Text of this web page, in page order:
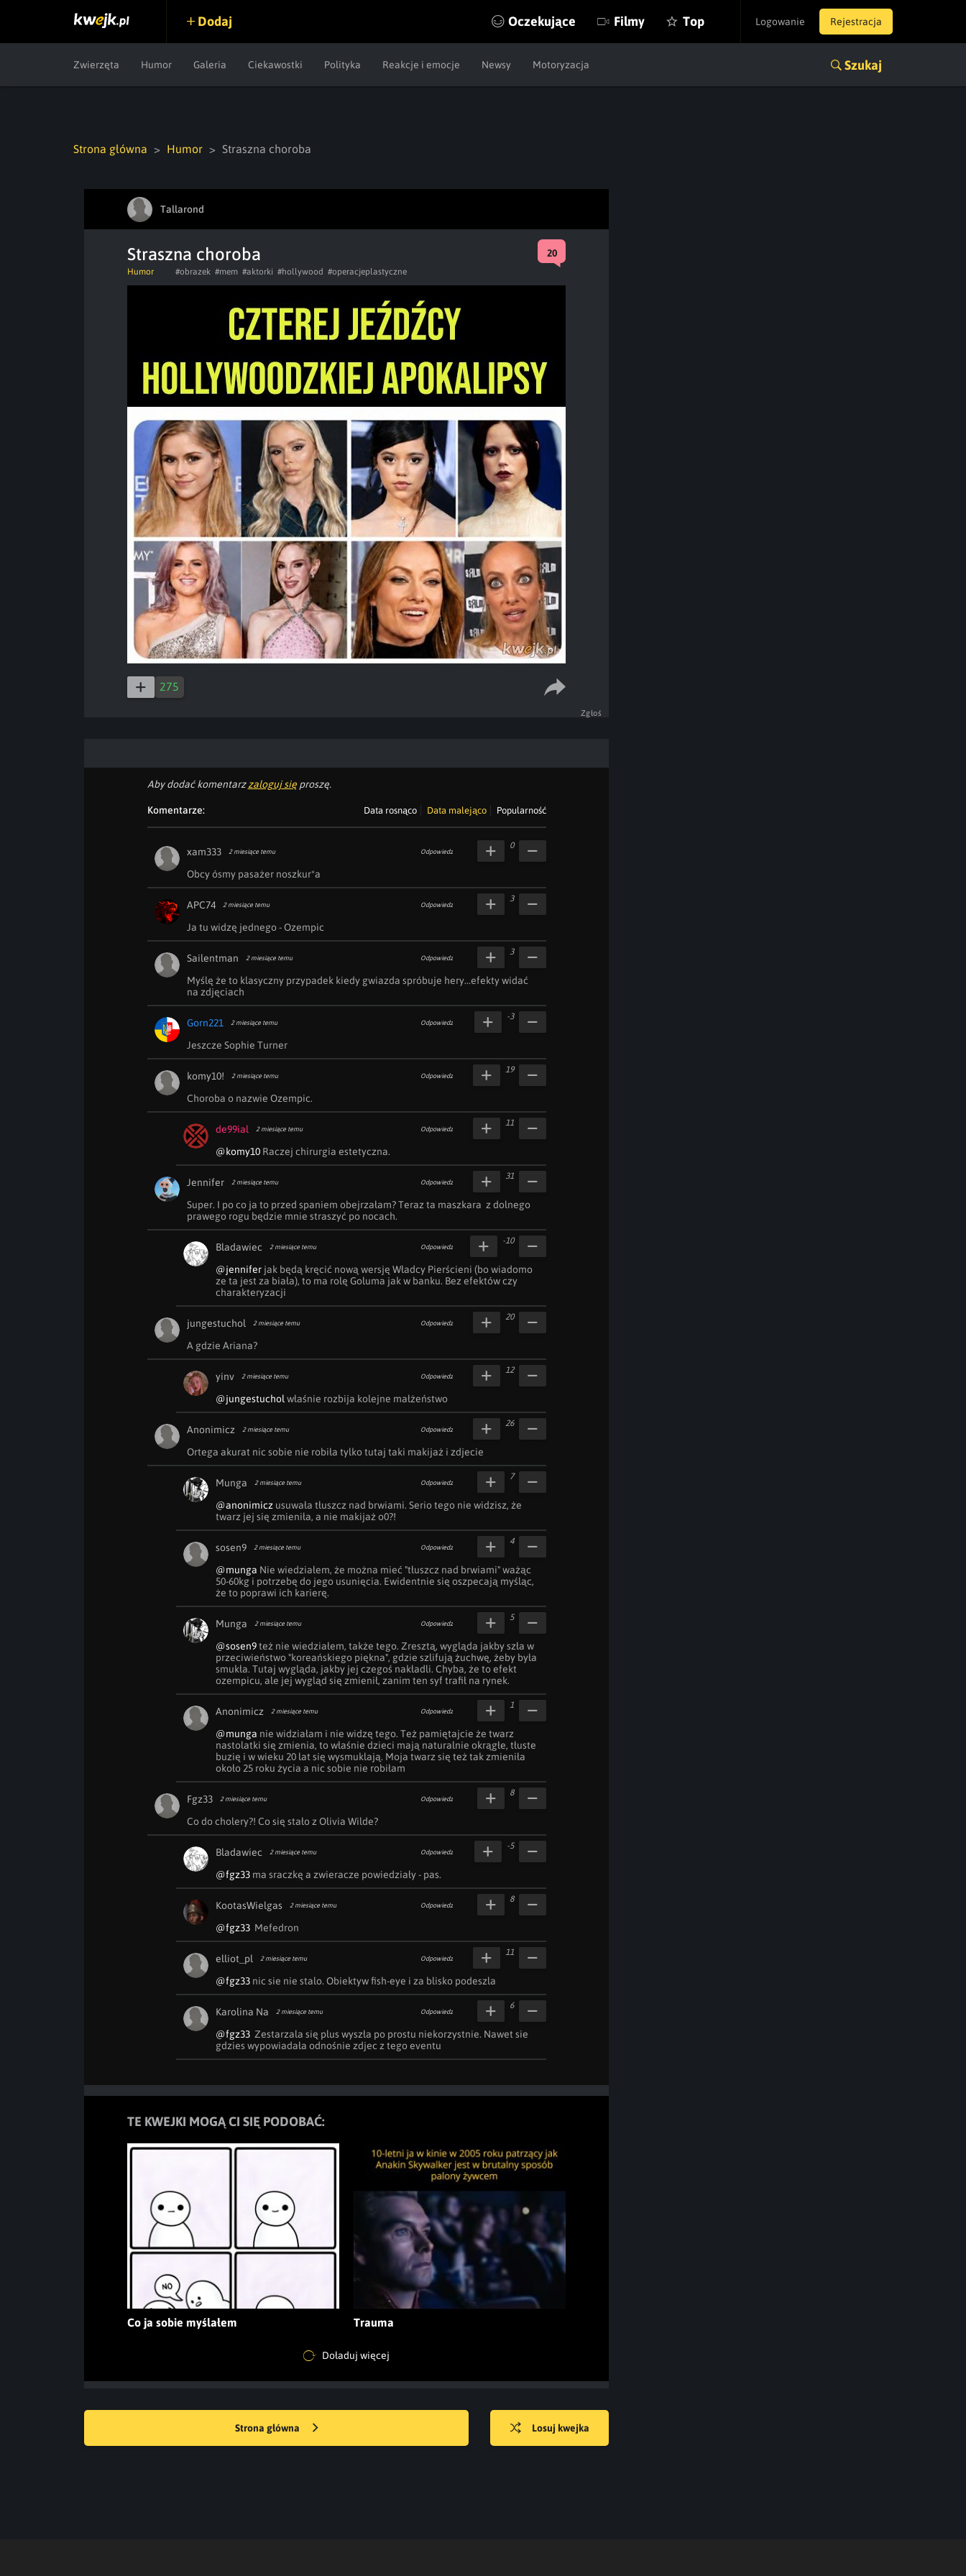
Logowanie Rejestracja
Dodaj Oczekujące Filmy Top
Zwierzęta Humor Galeria Ciekawostki Polityka Reakcje i emocje Newsy Motoryzacja Szukaj
Strona główna Humor Straszna choroba
Tallarond
Straszna choroba 20
Humor #obrazek #mem #aktorki #hollywood #operacjeplastyczne
275
Zgłoś
Aby dodać komentarzzaloguj sięproszę.
Komentarze: Data rosnąco Data malejąco Popularność
xam333 2 miesiące temu Odpowiedz
Obcy ósmy pasażer noszkur*a
0
APC74 2 miesiące temu Odpowiedz
Ja tu widzę jednego - Ozempic
3
Sailentman 2 miesiące temu Odpowiedz
Myślę że to klasyczny przypadek kiedy gwiazda spróbuje hery...efekty widać
na zdjęciach
3
Gorn221 2 miesiące temu Odpowiedz
Jeszcze Sophie Turner
-3
komy10! 2 miesiące temu Odpowiedz
Choroba o nazwie Ozempic.
19
de99ial 2 miesiące temu Odpowiedz
@komy10 Raczej chirurgia estetyczna.
11
Jennifer 2 miesiące temu Odpowiedz
Super. I po co ja to przed spaniem obejrzałam? Teraz ta maszkara  z dolnego
prawego rogu będzie mnie straszyć po nocach.
31
Bladawiec 2 miesiące temu Odpowiedz
@jennifer jak będą kręcić nową wersję Władcy Pierścieni (bo wiadomo
ze ta jest za biała), to ma rolę Goluma jak w banku. Bez efektów czy
charakteryzacji
-10
jungestuchol 2 miesiące temu Odpowiedz
A gdzie Ariana?
20
yinv 2 miesiące temu Odpowiedz
@jungestuchol właśnie rozbija kolejne małżeństwo
12
Anonimicz 2 miesiące temu Odpowiedz
Ortega akurat nic sobie nie robiła tylko tutaj taki makijaż i zdjecie
26
Munga 2 miesiące temu Odpowiedz
@anonimicz usuwała tłuszcz nad brwiami. Serio tego nie widzisz, że
twarz jej się zmieniła, a nie makijaż o0?!
7
sosen9 2 miesiące temu Odpowiedz
@munga Nie wiedziałem, że można mieć "tłuszcz nad brwiami" ważąc
50-60kg i potrzebę do jego usunięcia. Ewidentnie się oszpecają myśląc,
że to poprawi ich karierę.
4
Munga 2 miesiące temu Odpowiedz
@sosen9 też nie wiedziałem, także tego. Zresztą, wygląda jakby szła w
przeciwieństwo "koreańskiego piękna", gdzie szlifują żuchwę, żeby była
smukła. Tutaj wygląda, jakby jej czegoś nakładli. Chyba, że to efekt
ozempicu, ale jej wygląd się zmienił, zanim ten syf trafił na rynek.
5
Anonimicz 2 miesiące temu Odpowiedz
@munga nie widziałam i nie widzę tego. Też pamiętajcie że twarz
nastolatki się zmienia, to właśnie dzieci mają naturalnie okrągłe, tłuste
buzię i w wieku 20 lat się wysmuklają. Moja twarz się też tak zmieniła
około 25 roku życia a nic sobie nie robiłam
1
Fgz33 2 miesiące temu Odpowiedz
Co do cholery?! Co się stało z Olivia Wilde?
8
Bladawiec 2 miesiące temu Odpowiedz
@fgz33 ma sraczkę a zwieracze powiedziały - pas.
-5
KootasWielgas 2 miesiące temu Odpowiedz
@fgz33
  Mefedron
8
elliot_pl 2 miesiące temu Odpowiedz
@fgz33 nic sie nie stalo. Obiektyw fish-eye i za blisko podeszla
11
Karolina Na 2 miesiące temu Odpowiedz
@fgz33
  Zestarzala się plus wyszła po prostu niekorzystnie. Nawet sie
gdzies wypowiadała odnośnie zdjec z tego eventu
6
TE KWEJKI MOGĄ CI SIĘ PODOBAĆ:
Co ja sobie myślałem Trauma
Doładuj więcej
Strona główna Losuj kwejka